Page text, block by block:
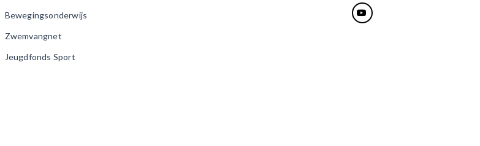
Bewegingsonderwijs
Zwemvangnet
Jeugdfonds Sport